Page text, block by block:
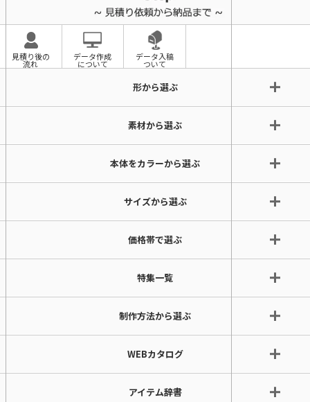
見積り後の
流れ
データ作成
について
データ入稿
ついて
形から選ぶ
素材から選ぶ
本体をカラーから選ぶ
サイズから選ぶ
価格帯で選ぶ
特集一覧
制作方法から選ぶ
WEBカタログ
アイテム辞書